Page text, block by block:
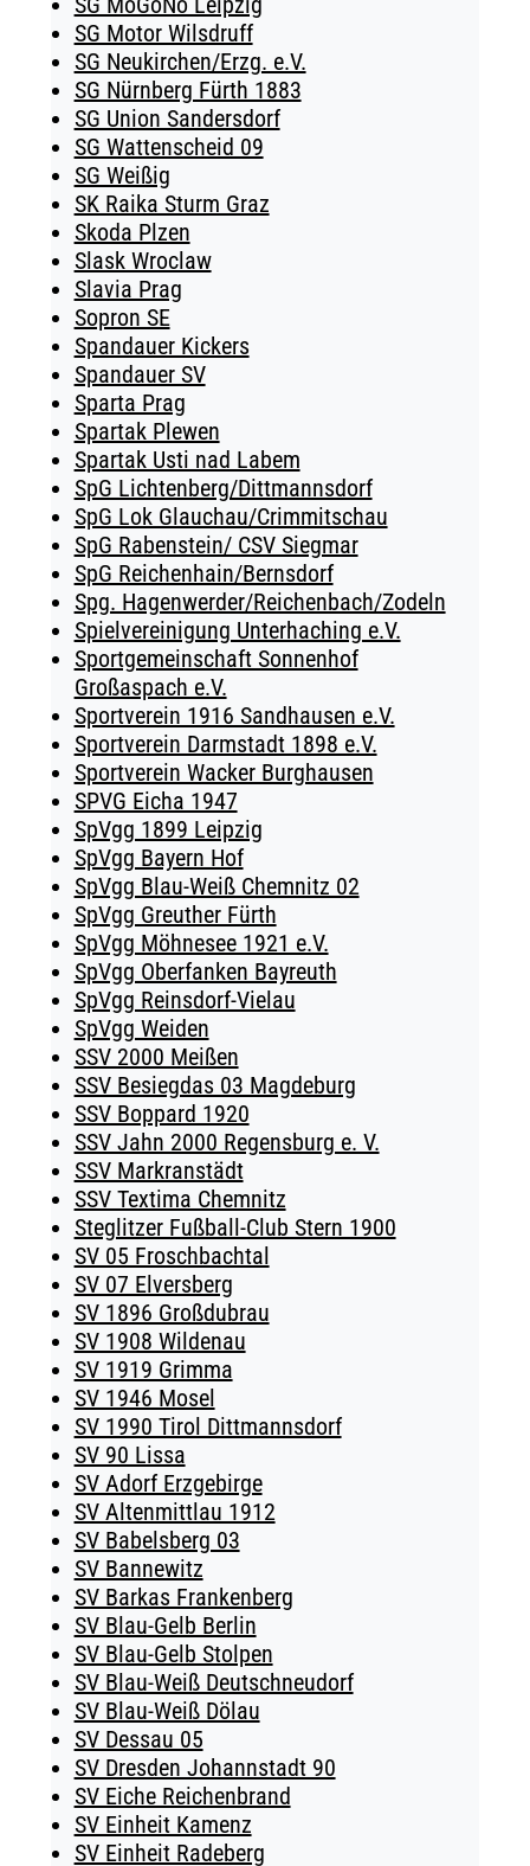
SG Motor Wilsdruff
SG Neukirchen/Erzg. e.V.
SG Nürnberg Fürth 1883
SG Union Sandersdorf
SG Wattenscheid 09
SG Weißig
SK Raika Sturm Graz
Skoda Plzen
Slask Wroclaw
Slavia Prag
Sopron SE
Spandauer Kickers
Spandauer SV
Sparta Prag
Spartak Plewen
Spartak Usti nad Labem
SpG Lichtenberg/Dittmannsdorf
SpG Lok Glauchau/Crimmitschau
SpG Rabenstein/ CSV Siegmar
SpG Reichenhain/Bernsdorf
Spg. Hagenwerder/Reichenbach/Zodeln
Spielvereinigung Unterhaching e.V.
Sportgemeinschaft Sonnenhof
Großaspach e.V.
Sportverein 1916 Sandhausen e.V.
Sportverein Darmstadt 1898 e.V.
Sportverein Wacker Burghausen
SPVG Eicha 1947
SpVgg 1899 Leipzig
SpVgg Bayern Hof
SpVgg Blau-Weiß Chemnitz 02
SpVgg Greuther Fürth
SpVgg Möhnesee 1921 e.V.
SpVgg Oberfanken Bayreuth
SpVgg Reinsdorf-Vielau
SpVgg Weiden
SSV 2000 Meißen
SSV Besiegdas 03 Magdeburg
SSV Boppard 1920
SSV Jahn 2000 Regensburg e. V.
SSV Markranstädt
SSV Textima Chemnitz
Steglitzer Fußball-Club Stern 1900
SV 05 Froschbachtal
SV 07 Elversberg
SV 1896 Großdubrau
SV 1908 Wildenau
SV 1919 Grimma
SV 1946 Mosel
SV 1990 Tirol Dittmannsdorf
SV 90 Lissa
SV Adorf Erzgebirge
SV Altenmittlau 1912
SV Babelsberg 03
SV Bannewitz
SV Barkas Frankenberg
SV Blau-Gelb Berlin
SV Blau-Gelb Stolpen
SV Blau-Weiß Deutschneudorf
SV Blau-Weiß Dölau
SV Dessau 05
SV Dresden Johannstadt 90
SV Eiche Reichenbrand
SV Einheit Kamenz
SV Einheit Radeberg